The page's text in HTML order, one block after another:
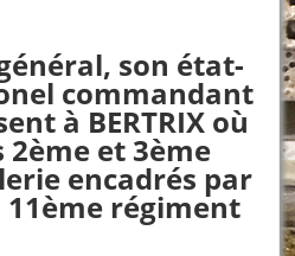
son état-
commandant
à BERTRIX où
et 3ème
encadrés par
régiment